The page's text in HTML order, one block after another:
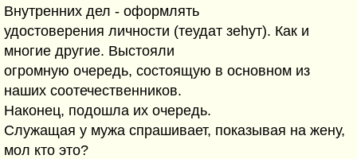
Внутренних дел - оформлять
удостоверения личности (теудат зеhут). Как и
многие другие. Выстояли
огромную очередь, состоящую в основном из
наших соотечественников.
Наконец, подошла их очередь.
Служащая у мужа спрашивает, показывая на жену,
мол кто это?